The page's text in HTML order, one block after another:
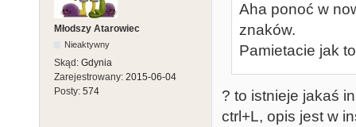
Młodszy Atarowiec
Nieaktywny
Skąd: Gdynia
Zarejestrowany: 2015-06-04
Posty: 574
Aha ponoć w
znaków.
Pamietacie jak
? to istnieje jakaś
ctrl+L, opis jest w